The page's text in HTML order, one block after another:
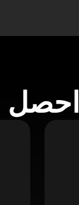
احصل